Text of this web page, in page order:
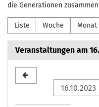
die Generationen
Liste Woche Monat
Veranstaltungen am
zur
Anzeige